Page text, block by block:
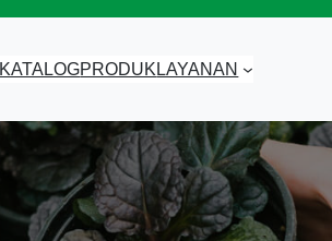
KATALOGPRODUK LAYANAN